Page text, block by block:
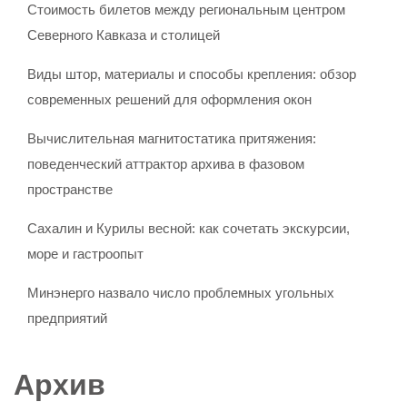
Стоимость билетов между региональным центром
Северного Кавказа и столицей
Виды штор, материалы и способы крепления: обзор
современных решений для оформления окон
Вычислительная магнитостатика притяжения:
поведенческий аттрактор архива в фазовом
пространстве
Сахалин и Курилы весной: как сочетать экскурсии,
море и гастроопыт
Минэнерго назвало число проблемных угольных
предприятий
Архив